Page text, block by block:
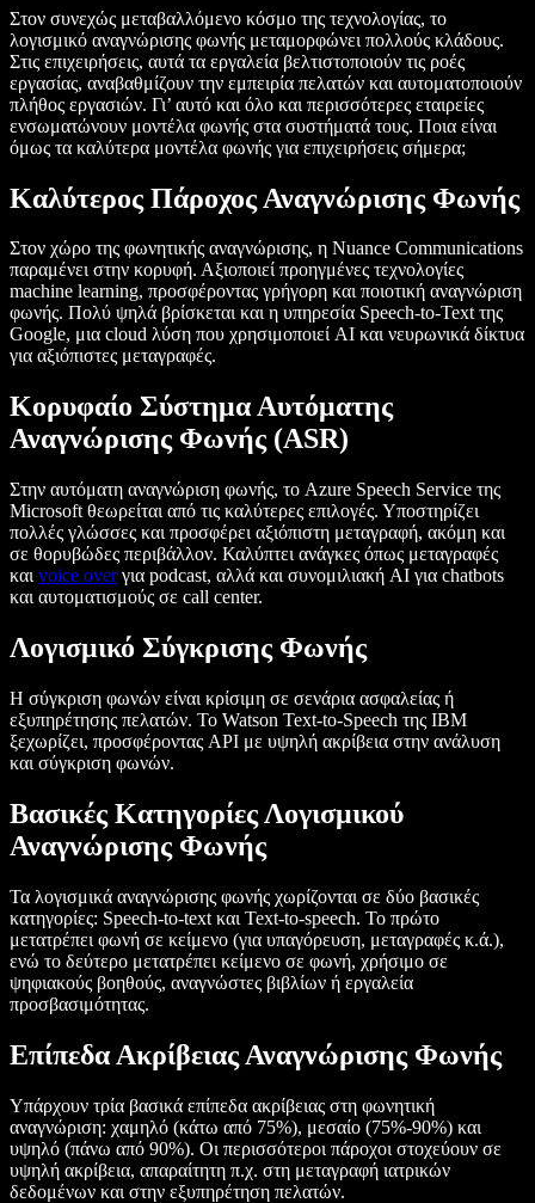
Στον συνεχώς μεταβαλλόμενο κόσμο της τεχνολογίας, το
λογισμικό αναγνώρισης φωνής μεταμορφώνει πολλούς κλάδους.
Στις επιχειρήσεις, αυτά τα εργαλεία βελτιστοποιούν τις ροές
εργασίας, αναβαθμίζουν την εμπειρία πελατών και αυτοματοποιούν
πλήθος εργασιών. Γι’ αυτό και όλο και περισσότερες εταιρείες
ενσωματώνουν μοντέλα φωνής στα συστήματά τους. Ποια είναι
όμως τα καλύτερα μοντέλα φωνής για επιχειρήσεις σήμερα;
Καλύτερος Πάροχος Αναγνώρισης Φωνής
Στον χώρο της φωνητικής αναγνώρισης, η Nuance Communications
παραμένει στην κορυφή. Αξιοποιεί προηγμένες τεχνολογίες
machine learning, προσφέροντας γρήγορη και ποιοτική αναγνώριση
φωνής. Πολύ ψηλά βρίσκεται και η υπηρεσία Speech-to-Text της
Google, μια cloud λύση που χρησιμοποιεί AI και νευρωνικά δίκτυα
για αξιόπιστες μεταγραφές.
Κορυφαίο Σύστημα Αυτόματης
Αναγνώρισης Φωνής (ASR)
Στην αυτόματη αναγνώριση φωνής, το Azure Speech Service της
Microsoft θεωρείται από τις καλύτερες επιλογές. Υποστηρίζει
πολλές γλώσσες και προσφέρει αξιόπιστη μεταγραφή, ακόμη και
σε θορυβώδες περιβάλλον. Καλύπτει ανάγκες όπως μεταγραφές
και voice overγια podcast, αλλά και συνομιλιακή AI για chatbots
και αυτοματισμούς σε call center.
Λογισμικό Σύγκρισης Φωνής
Η σύγκριση φωνών είναι κρίσιμη σε σενάρια ασφαλείας ή
εξυπηρέτησης πελατών. Το Watson Text-to-Speech της IBM
ξεχωρίζει, προσφέροντας API με υψηλή ακρίβεια στην ανάλυση
και σύγκριση φωνών.
Βασικές Κατηγορίες Λογισμικού
Αναγνώρισης Φωνής
Τα λογισμικά αναγνώρισης φωνής χωρίζονται σε δύο βασικές
κατηγορίες: Speech-to-text και Text-to-speech. Το πρώτο
μετατρέπει φωνή σε κείμενο (για υπαγόρευση, μεταγραφές κ.ά.),
ενώ το δεύτερο μετατρέπει κείμενο σε φωνή, χρήσιμο σε
ψηφιακούς βοηθούς, αναγνώστες βιβλίων ή εργαλεία
προσβασιμότητας.
Επίπεδα Ακρίβειας Αναγνώρισης Φωνής
Υπάρχουν τρία βασικά επίπεδα ακρίβειας στη φωνητική
αναγνώριση: χαμηλό (κάτω από 75%), μεσαίο (75%-90%) και
υψηλό (πάνω από 90%). Οι περισσότεροι πάροχοι στοχεύουν σε
υψηλή ακρίβεια, απαραίτητη π.χ. στη μεταγραφή ιατρικών
δεδομένων και στην εξυπηρέτηση πελατών.